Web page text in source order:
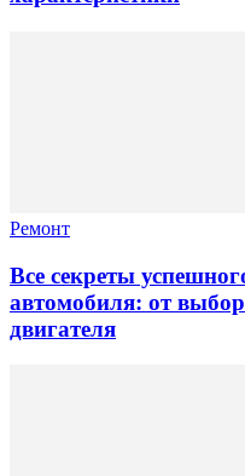
Ремонт
Все секреты
автомобиля: от
двигателя